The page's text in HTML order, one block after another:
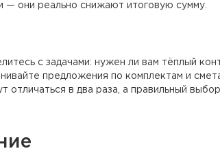
— они реально снижают итоговую сумму.
с задачами: нужен ли вам тёплый
предложения по комплектам и
в два раза, а правильный